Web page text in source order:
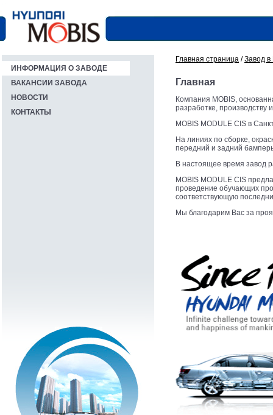
ИНФОРМАЦИЯ О ЗАВОДЕ
ВАКАНСИИ ЗАВОДА
НОВОСТИ
КОНТАКТЫ
Главная страница /Завод в
Главная
Компания MOBIS,
разработке,
MOBIS MODULE CIS в
На линиях по сборке,
передний и задний
В настоящее время завод
MOBIS MODULE CIS
проведение обучающих
соответствующую
Мы благодарим Вас за